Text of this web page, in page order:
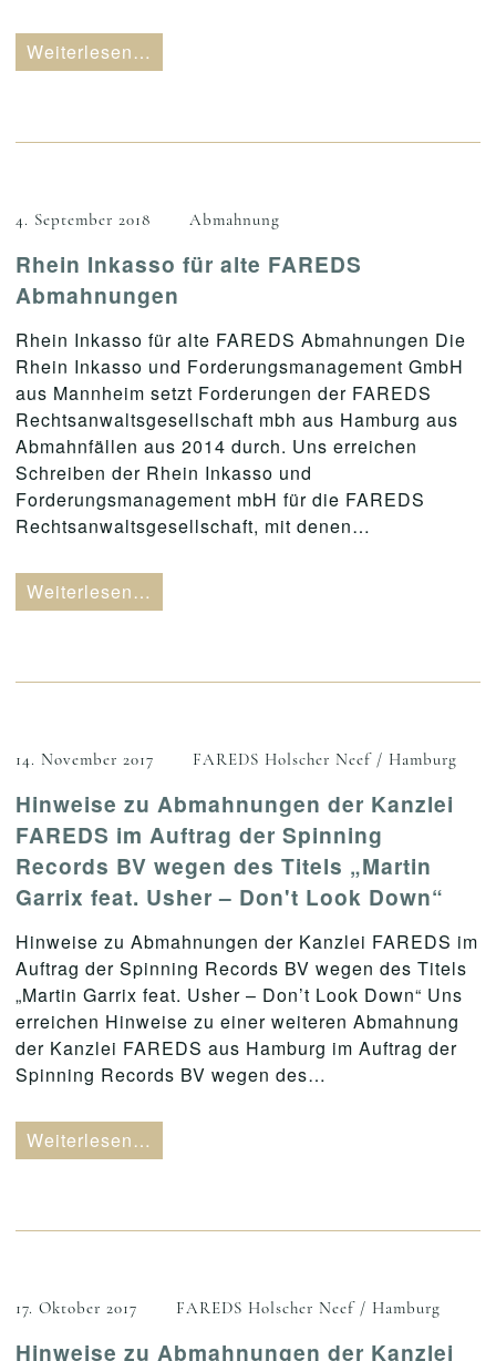
Weiterlesen…
4. September 2018 Abmahnung
Rhein Inkasso für alte FAREDS
Abmahnungen
Rhein Inkasso für alte FAREDS Abmahnungen Die
Rhein Inkasso und Forderungsmanagement GmbH
aus Mannheim setzt Forderungen der FAREDS
Rechtsanwaltsgesellschaft mbh aus Hamburg aus
Abmahnfällen aus 2014 durch. Uns erreichen
Schreiben der Rhein Inkasso und
Forderungsmanagement mbH für die FAREDS
Rechtsanwaltsgesellschaft, mit denen…
Weiterlesen…
14. November 2017 FAREDS Holscher Neef / Hamburg
Hinweise zu Abmahnungen der Kanzlei
FAREDS im Auftrag der Spinning
Records BV wegen des Titels „Martin
Garrix feat. Usher – Don't Look Down“
Hinweise zu Abmahnungen der Kanzlei FAREDS im
Auftrag der Spinning Records BV wegen des Titels
„Martin Garrix feat. Usher – Don’t Look Down“ Uns
erreichen Hinweise zu einer weiteren Abmahnung
der Kanzlei FAREDS aus Hamburg im Auftrag der
Spinning Records BV wegen des…
Weiterlesen…
17. Oktober 2017 FAREDS Holscher Neef / Hamburg
Hinweise zu Abmahnungen der Kanzlei